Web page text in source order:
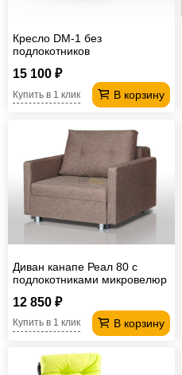
Кресло DM-1 без
подлокотников
15 100 ₽
В корзину
Купить в 1 клик
Диван канапе Реал 80 с
подлокотниками микровелюр
12 850 ₽
В корзину
Купить в 1 клик